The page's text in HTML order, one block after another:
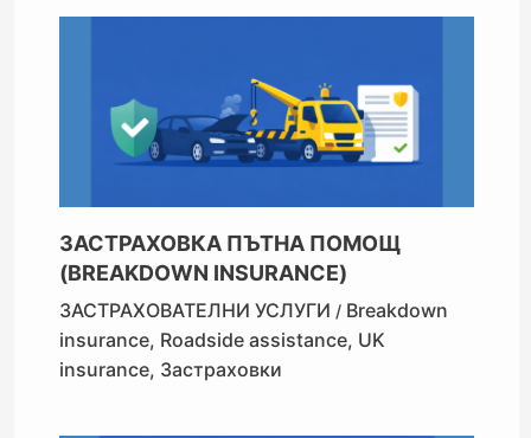
ЗАСТРАХОВКА ПЪТНА ПОМОЩ
(BREAKDOWN INSURANCE)
ЗАСТРАХОВАТЕЛНИ УСЛУГИ / Breakdown
insurance, Roadside assistance, UK
insurance, Застраховки